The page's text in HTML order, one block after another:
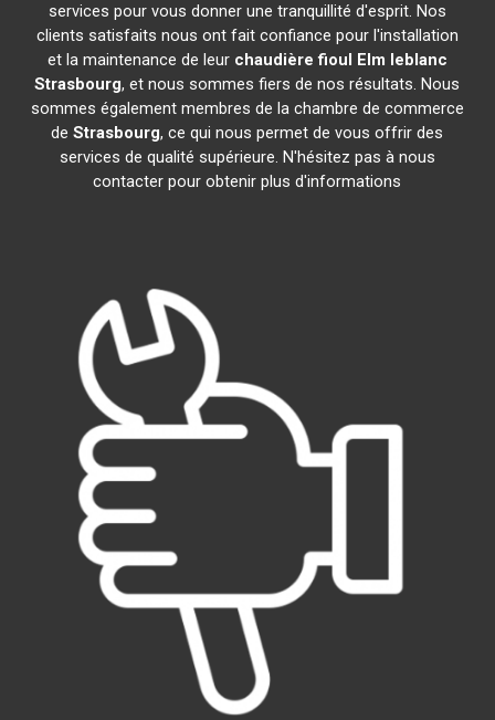
services pour vous donner une tranquillité d'esprit. Nos
clients satisfaits nous ont fait confiance pour l'installation
et la maintenance de leur chaudière fioul Elm leblanc
Strasbourg, et nous sommes fiers de nos résultats. Nous
sommes également membres de la chambre de commerce
deStrasbourg, ce qui nous permet de vous offrir des
services de qualité supérieure. N'hésitez pas à nous
contacter pour obtenir plus d'informations